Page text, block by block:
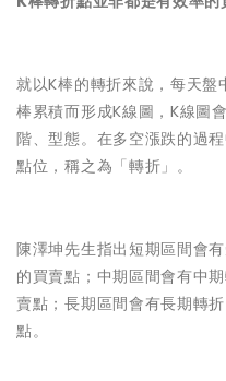
就以K棒的轉折來說，每天
棒累積而形成K線圖，K線圖
階、型態。在多空漲跌的過
點位，稱之為「轉折」。
陳澤坤先生指出短期區間會
的買賣點；中期區間會有中
賣點；長期區間會有長期轉
點。